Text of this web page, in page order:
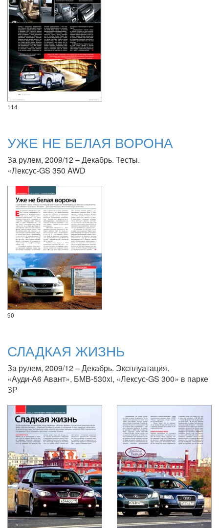
114
УЖЕ НЕ БЕЛАЯ ВОРОНА
За рулем, 2009/12 – Декабрь. Тесты.
«Лексус-GS 350 AWD
90
СЛАДКАЯ ЖИЗНЬ
За рулем, 2009/12 – Декабрь. Эксплуатация.
«Ауди-А6 Авант», БМВ-530xi, «Лексус-GS 300» в парке
ЗР